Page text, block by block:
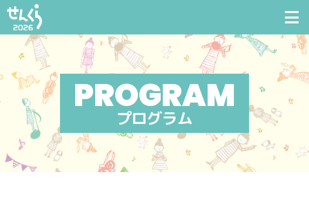
プログラム